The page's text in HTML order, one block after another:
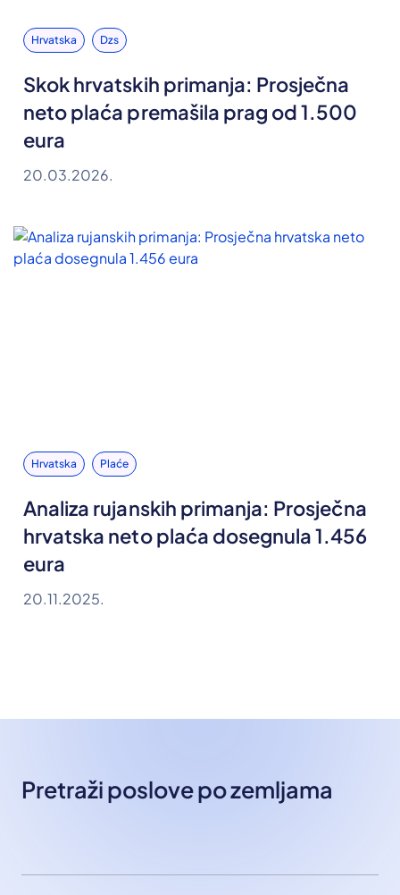
Hrvatska Dzs
Skok hrvatskih primanja: Prosječna
neto plaća premašila prag od 1.500
eura
20.03.2026.
Hrvatska Plaće
Analiza rujanskih primanja: Prosječna
hrvatska neto plaća dosegnula 1.456
eura
20.11.2025.
Pretraži poslove po zemljama